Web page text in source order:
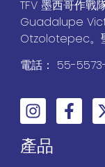
TFV 墨西哥作戰
Guadalupe
Otzolotepec。
電話： 55-
產品